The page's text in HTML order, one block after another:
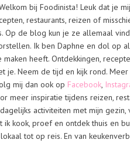
bij Foodinista! Leuk dat je
restaurants, reizen of
Op de blog kun je ze allemaal
Ik ben Daphne en dol op
maken heeft. Ontdekkingen,
je. Neem de tijd en kijk rond.
mij dan ook op Facebook,
meer inspiratie tijdens reizen,
activiteiten met mijn gezin,
ik kook, proef en ontdek thuis en
lokaal tot op reis. En van